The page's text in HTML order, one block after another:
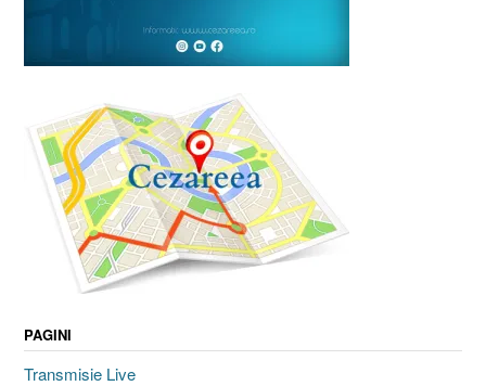
PAGINI
Transmisie Live